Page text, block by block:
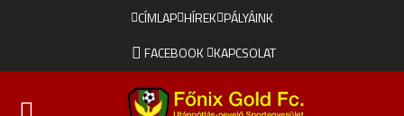
CÍMLAP HÍREK PÁLYÁINK
FACEBOOK KAPCSOLAT